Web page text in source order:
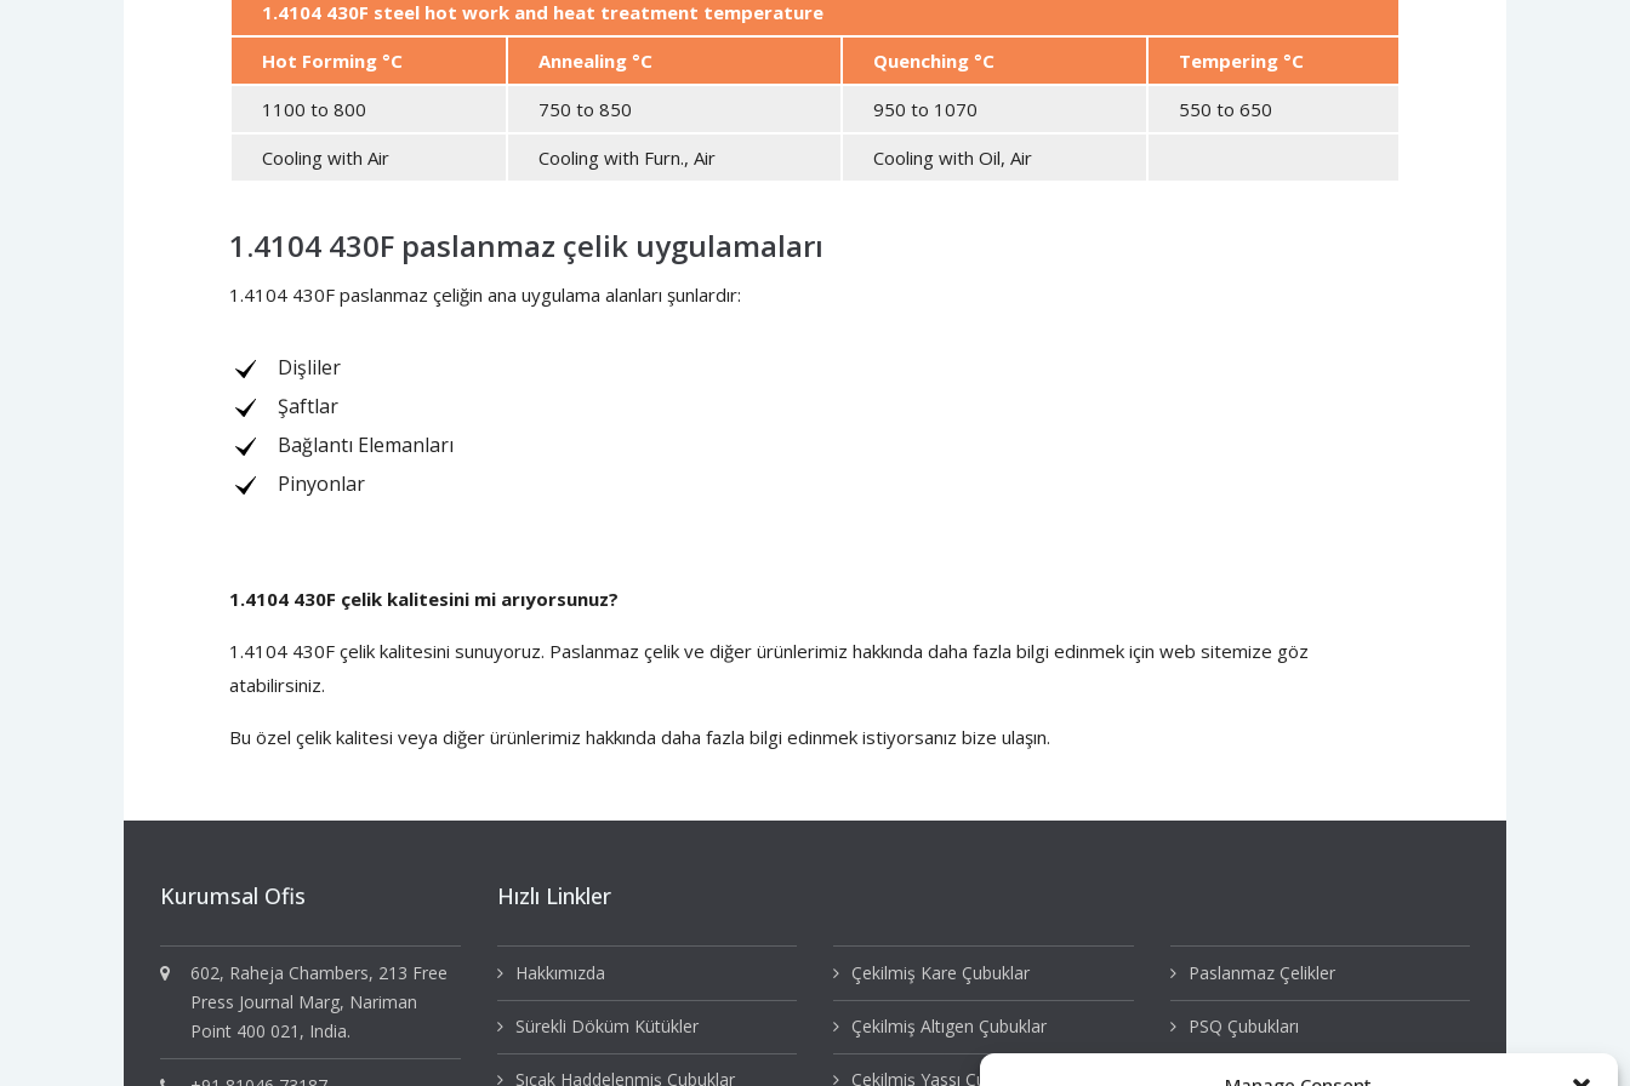
1.4104 430F steel hot work and heat treatment temperature
Hot Forming °C
Annealing °C Quenching °C
Tempering °C
1100 to 800
750 to 850 950 to 1070
550 to 650
Cooling with Air
Cooling with Furn., Air Cooling with Oil, Air
1.4104 430F paslanmaz çelik uygulamaları
1.4104 430F paslanmaz çeliğin ana uygulama alanları şunlardır:
Dişliler
Şaftlar
Bağlantı Elemanları
Pinyonlar
1.4104 430F çelik kalitesini mi arıyorsunuz?
1.4104 430F çelik kalitesini sunuyoruz. Paslanmaz çelik ve diğer ürünlerimiz hakkında daha fazla bilgi edinmek için web sitemize göz
atabilirsiniz.
Bu özel çelik kalitesi veya diğer ürünlerimiz hakkında daha fazla bilgi edinmek istiyorsanız bize ulaşın.
Kurumsal Ofis
602, Raheja Chambers, 213 Free
Press Journal Marg, Nariman
Point 400 021, India.
Hızlı Linkler
Hakkımızda
Sürekli Döküm Kütükler
Sıcak Haddelenmiş Çubuklar
Çekilmiş Kare Çubuklar
Çekilmiş Altıgen Çubuklar
Çekilmiş Yassı Çubuklar
Paslanmaz Çelikler
PSQ Çubukları
Sertleştirilmiş ve Temperlenmiş